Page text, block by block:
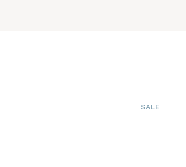
SALE